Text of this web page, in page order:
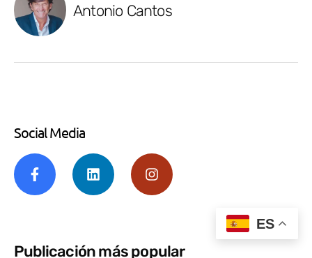
Antonio Cantos
Social Media
Publicación más popular
ES